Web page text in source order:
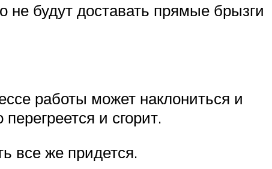
не будут доставать прямые брызги
работы может наклониться и
и сгорит.
все же придется.